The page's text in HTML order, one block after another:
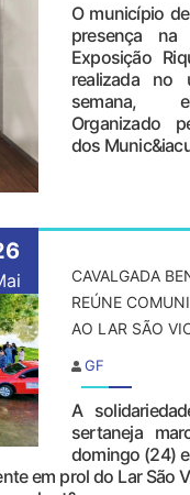
O município
presença
Exposição
realizada no
semana,
Organizado
dos
CAVALGADA
REÚNE
AO LAR SÃO
GF
A
sertaneja
domingo (24)
em prol do Lar São